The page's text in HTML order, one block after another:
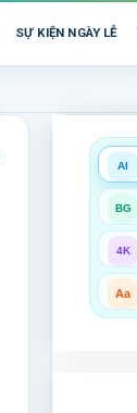
SỰ KIỆN NGÀY LỄ
AI
BG
4K
Aa